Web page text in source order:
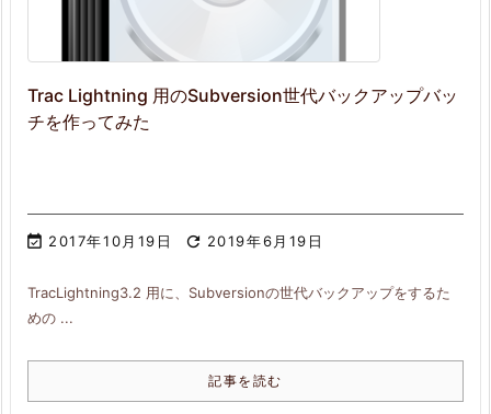
Trac Lightning 用のSubversion世代バックアップバッ
チを作ってみた
 2017年10月19日  2019年6月19日
TracLightning3.2 用に、Subversionの世代バックアップをするた
めの ...
記事を読む